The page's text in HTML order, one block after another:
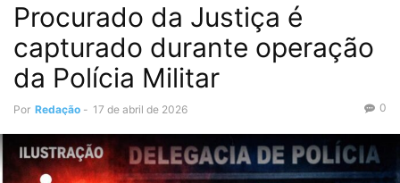
Procurado da Justiça é
capturado durante operação
da Polícia Militar
Por Redação - 17 de abril de 2026 0